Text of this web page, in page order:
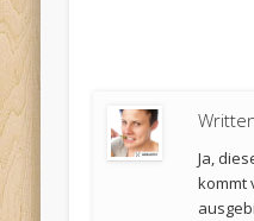
Ja,
kommt